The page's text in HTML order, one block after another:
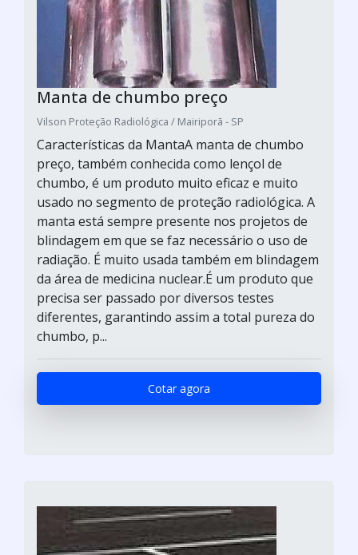
Manta de chumbo preço
Vilson Proteção Radiológica / Mairiporã - SP
Características da MantaA manta de chumbo
preço, também conhecida como lençol de
chumbo, é um produto muito eficaz e muito
usado no segmento de proteção radiológica. A
manta está sempre presente nos projetos de
blindagem em que se faz necessário o uso de
radiação. É muito usada também em blindagem
da área de medicina nuclear.É um produto que
precisa ser passado por diversos testes
diferentes, garantindo assim a total pureza do
chumbo, p...
Cotar agora